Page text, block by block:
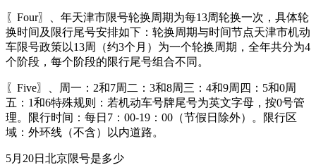
〖Four〗、年天津市限号轮换周期为每13周轮换一次，具体轮
换时间及限行尾号安排如下：轮换周期与时间节点天津市机动
车限号政策以13周（约3个月）为一个轮换周期，全年共分为4
个阶段，每个阶段的限行尾号组合不同。
〖Five〗、周一：2和7周二：3和8周三：4和9周四：5和0周
五：1和6特殊规则：若机动车号牌尾号为英文字母，按0号管
理。限行时间：每日7：00-19：00（节假日除外）。限行区
域：外环线（不含）以内道路。
5月20日北京限号是多少